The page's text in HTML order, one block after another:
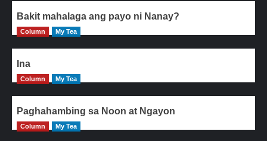
Bakit mahalaga ang payo ni Nanay?
Column My Tea
Ina
Column My Tea
Paghahambing sa Noon at Ngayon
Column My Tea